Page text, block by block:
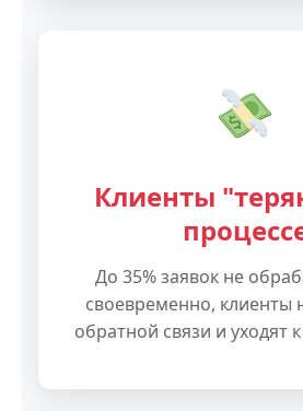
Клиенты
До 35% заявок не
своевременно, клиенты
обратной связи и уходят